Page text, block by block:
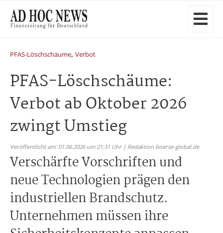
PFAS-Löschschäume, Verbot
PFAS-Löschschäume:
Verbot ab Oktober 2026
zwingt Umstieg
Veröffentlicht am: 01.06.2026 um 21:31 Uhr | Redaktion boerse-global.de
Verschärfte Vorschriften und
neue Technologien prägen den
industriellen Brandschutz.
Unternehmen müssen ihre